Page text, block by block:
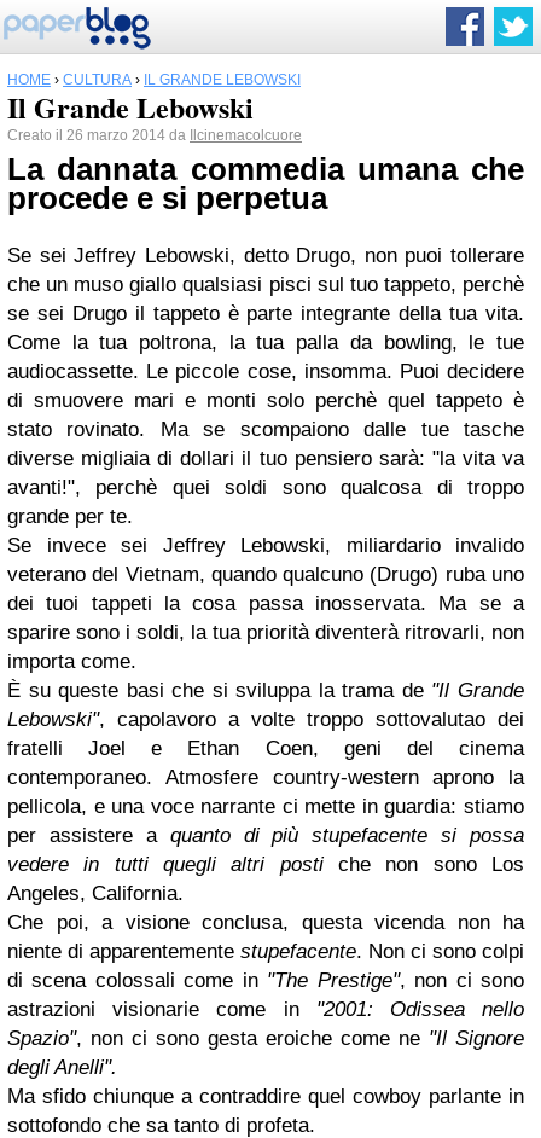
HOME › CULTURA › IL GRANDE LEBOWSKI
Il Grande Lebowski
Creato il 26 marzo 2014 da Ilcinemacolcuore
La dannata commedia umana che
procede e si perpetua
Se sei Jeffrey Lebowski, detto Drugo, non puoi tollerare
che un muso giallo qualsiasi pisci sul tuo tappeto, perchè
se sei Drugo il tappeto è parte integrante della tua vita.
Come la tua poltrona, la tua palla da bowling, le tue
audiocassette. Le piccole cose, insomma. Puoi decidere
di smuovere mari e monti solo perchè quel tappeto è
stato rovinato. Ma se scompaiono dalle tue tasche
diverse migliaia di dollari il tuo pensiero sarà: "la vita va
avanti!", perchè quei soldi sono qualcosa di troppo
grande per te.
Se invece sei Jeffrey Lebowski, miliardario invalido
veterano del Vietnam, quando qualcuno (Drugo) ruba uno
dei tuoi tappeti la cosa passa inosservata. Ma se a
sparire sono i soldi, la tua priorità diventerà ritrovarli, non
importa come.
È su queste basi che si sviluppa la trama de "Il Grande
Lebowski", capolavoro a volte troppo sottovalutao dei
fratelli Joel e Ethan Coen, geni del cinema
contemporaneo. Atmosfere country-western aprono la
pellicola, e una voce narrante ci mette in guardia: stiamo
per assistere a quanto di più stupefacente si possa
vedere in tutti quegli altri postiche non sono Los
Angeles, California.
Che poi, a visione conclusa, questa vicenda non ha
niente di apparentemente stupefacente. Non ci sono colpi
di scena colossali come in "The Prestige", non ci sono
astrazioni visionarie come in "2001: Odissea nello
Spazio", non ci sono gesta eroiche come ne "Il Signore
degli Anelli".
Ma sfido chiunque a contraddire quel cowboy parlante in
sottofondo che sa tanto di profeta.